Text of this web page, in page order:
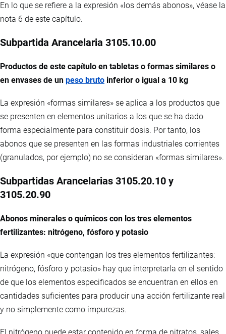
En lo que se refiere a la expresión «los demás abonos», véase la
nota 6 de este capítulo.
Subpartida Arancelaria 3105.10.00
Productos de este capítulo en tabletas o formas similares o
en envases de un peso bruto inferior o igual a 10 kg
La expresión «formas similares» se aplica a los productos que
se presenten en elementos unitarios a los que se ha dado
forma especialmente para constituir dosis. Por tanto, los
abonos que se presenten en las formas industriales corrientes
(granulados, por ejemplo) no se consideran «formas similares».
Subpartidas Arancelarias 3105.20.10 y
3105.20.90
Abonos minerales o químicos con los tres elementos
fertilizantes: nitrógeno, fósforo y potasio
La expresión «que contengan los tres elementos fertilizantes:
nitrógeno, fósforo y potasio» hay que interpretarla en el sentido
de que los elementos especificados se encuentran en ellos en
cantidades suficientes para producir una acción fertilizante real
y no simplemente como impurezas.